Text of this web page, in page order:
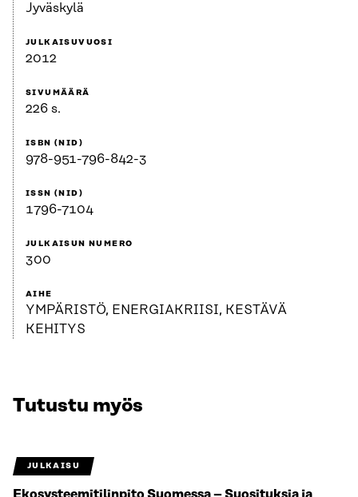
Jyväskylä
JULKAISUVUOSI
2012
SIVUMÄÄRÄ
226 s.
ISBN (NID)
978-951-796-842-3
ISSN (NID)
1796-7104
JULKAISUN NUMERO
300
AIHE
YMPÄRISTÖ, ENERGIAKRIISI, KESTÄVÄ
KEHITYS
Tutustu myös
JULKAISU